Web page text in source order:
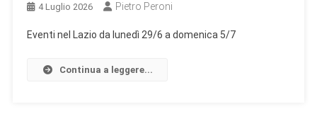
4 Luglio 2026 Pietro Peroni
Eventi nel Lazio da lunedì 29/6 a domenica 5/7
Continua a leggere...